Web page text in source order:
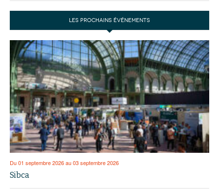
LES PROCHAINS ÉVÉNEMENTS
Du 01 septembre 2026 au 03 septembre 2026
Sibca